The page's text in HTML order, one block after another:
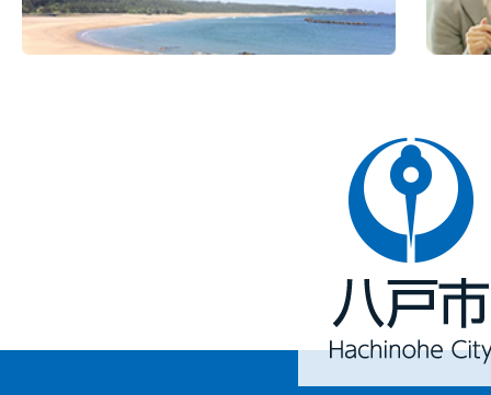
八
戸
市
Hachinohe
City